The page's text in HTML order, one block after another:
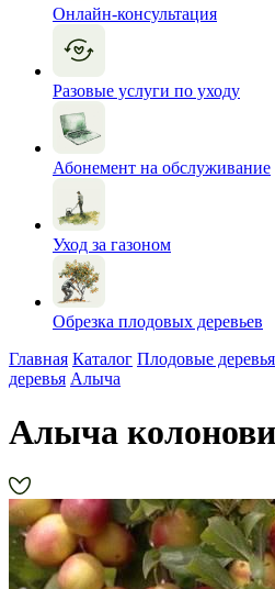
Онлайн-консультация
Разовые услуги по уходу
Абонемент на обслуживание
Уход за газоном
Обрезка плодовых деревьев
Главная Каталог Плодовые
деревья Алыча
Алыча